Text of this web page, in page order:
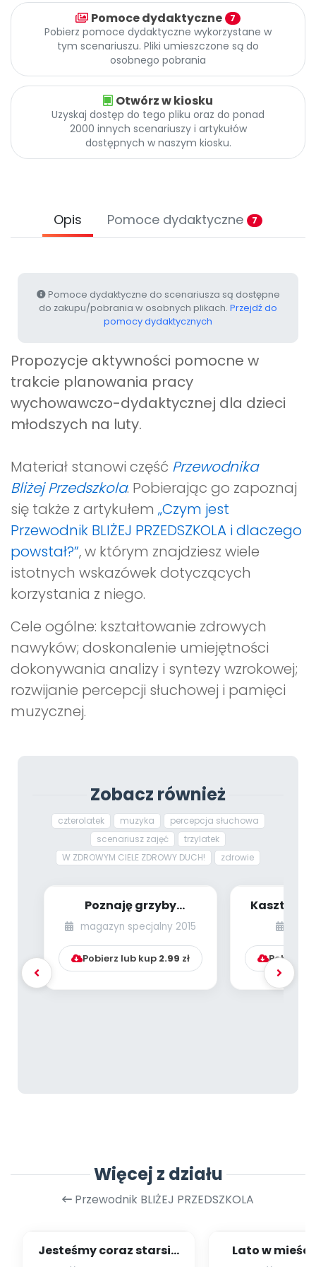
Archiwalne numery
Pomoc
PromocjePomoce dydaktyczne 7
Pobierz pomoce dydaktyczne wykorzystane w
tym scenariuszu. Pliki umieszczone są do
osobnego pobrania
Otwórz w kiosku
Uzyskaj dostęp do tego pliku oraz do ponad
2000 innych scenariuszy i artykułów
dostępnych w naszym kiosku.
Opis Pomoce dydaktyczne 7
Pomoce dydaktyczne do scenariusza są dostępne
do zakupu/pobrania w osobnych plikach. Przejdź do
pomocy dydaktycznych
Propozycje aktywności pomocne w
trakcie planowania pracy
wychowawczo-dydaktycznej dla dzieci
młodszych na luty.
Materiał stanowi część Przewodnika
Bliżej Przedszkola. Pobierając go zapoznaj
się także z artykułem „Czym jest
Przewodnik BLIŻEJ PRZEDSZKOLA i dlaczego
powstał?”, w którym znajdziesz wiele
istotnych wskazówek dotyczących
korzystania z niego.
Cele ogólne: kształtowanie zdrowych
nawyków; doskonalenie umiejętności
dokonywania analizy i syntezy wzrokowej;
rozwijanie percepcji słuchowej i pamięci
muzycznej.
Zobacz również
czterolatek muzyka
percepcja słuchowa
scenariusz zajęć
trzylatek
W ZDROWYM CIELE ZDROWY DUCH!
zdrowie
Poznaję grzyby
(scenariusz zajęć dla
dzieci 4- i 5-letn...
magazyn specjalny 2015
Pobierz lub kup 2.99 zł
[PBP -
Pobierz
Więcej z działu
Przewodnik BLIŻEJ PRZEDSZKOLA
Jesteśmy coraz starsi -
Lato w